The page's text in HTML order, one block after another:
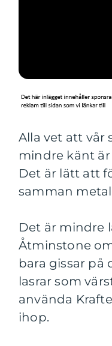
Alla vet att vår
mindre känt
Det är lätt att
samman
Det är mindre
Åtminstone
bara gissar på
lasrar som
använda
ihop.